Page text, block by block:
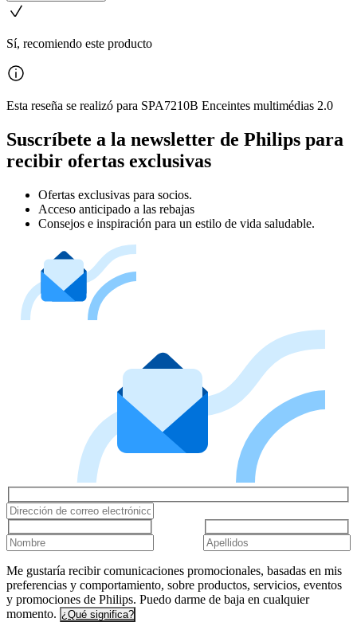
Sí, recomiendo este producto
Esta reseña se realizó para SPA7210B Enceintes multimédias 2.0
Suscríbete a la newsletter de Philips para
recibir ofertas exclusivas
Ofertas exclusivas para socios.
Acceso anticipado a las rebajas
Consejos e inspiración para un estilo de vida saludable.
Me gustaría recibir comunicaciones promocionales, basadas en mis
preferencias y comportamiento, sobre productos, servicios, eventos
y promociones de Philips. Puedo darme de baja en cualquier
momento. ¿Qué significa?